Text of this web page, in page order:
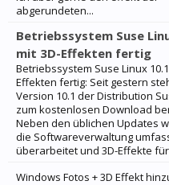
abgerundeten...
Betriebssystem Suse
mit 3D-Effekten fertig
Betriebssystem Suse Linux
Effekten fertig: Seit gestern
Version 10.1 der Distribution
zum kostenlosen Download
Neben den üblichen Updates
die Softwareverwaltung
überarbeitet und 3D-Effekte
Windows Fotos + 3D Effekt